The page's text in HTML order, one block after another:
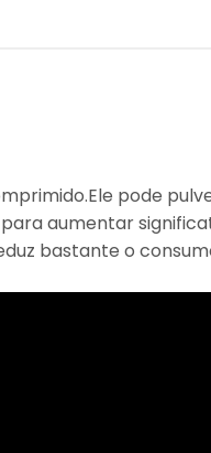
pode
aumentar
bastante o